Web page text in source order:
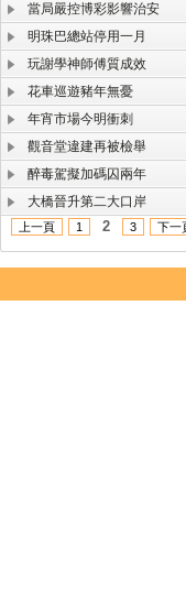
當局嚴控博彩影響治安
明珠巴總站停用一月
玩謝學神師傅質成效
花車巡遊豬年無憂
年宵市場今明衝刺
觀音堂違建再被檢舉
醉毒駕擬加碼囚兩年
大橋晉升第二大口岸
上一頁 1 2 3 下一